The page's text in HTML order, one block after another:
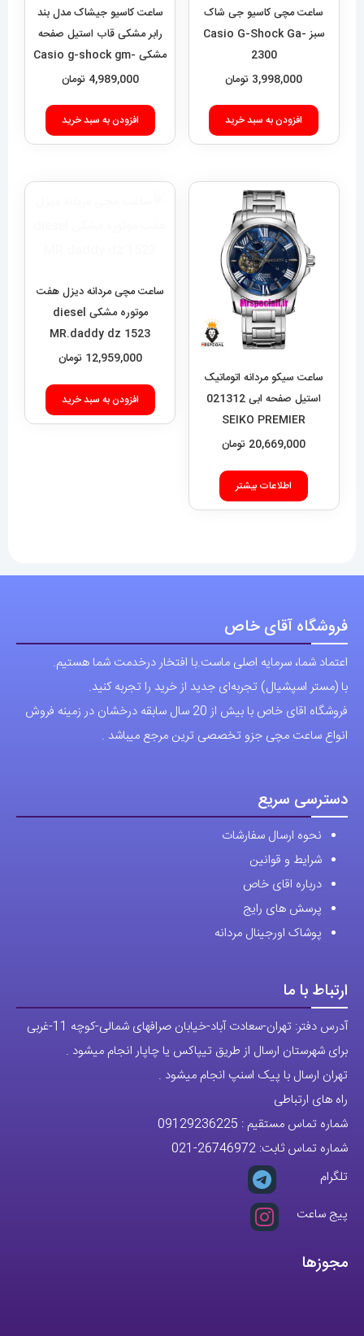
ساعت مچی کاسیو جی شاک
سبز Casio G-Shock Ga-
3,998,000تومان
ساعت کاسیو جیشاک مدل بند
رابر مشکی قاب استیل صفحه
2100 021462
4,989,000تومان
ساعت سیکو مردانه اتوماتیک
استیل صفحه ابی 021312
20,669,000تومان
ساعت مچی مردانه دیزل هفت
موتوره مشکی diesel
12,959,000 تومان
فروشگاه آقای خاص
اعتماد شما، سرمایه اصلی ماست.با افتخار درخدمت شما هستیم.
با (مستر اسپشیال) تجربه‌ای جدید از خرید را تجربه کنید.
دسترسی سریع
نحوه ارسال سفارشات
شرایط و قوانین
درباره اقای خاص
ارتباط با ما
آدرس دفتر: تهران-سعادت آباد-خیابان صرافهای شمالی-کوچه 11-غربی
برای شهرستان ارسال از طریق تیپاکس یا چاپار انجام میشود .
تهران ارسال با پیک اسنپ انجام میشود .
راه های ارتباطی
شماره تماس مستقیم :
شماره تماس ثابت:26746972
تلگرام
پیج ساعت